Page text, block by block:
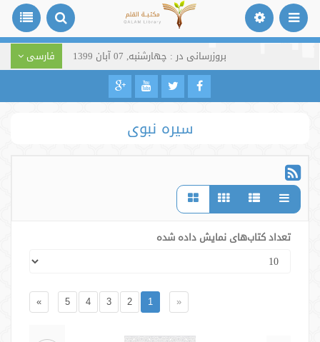
بروزرسانی در : چهارشنبه, 07 آبان 1399 فارسی
سیره نبوی
تعداد کتاب‌های نمایش داده شده
«
1
2
3
4
5
»